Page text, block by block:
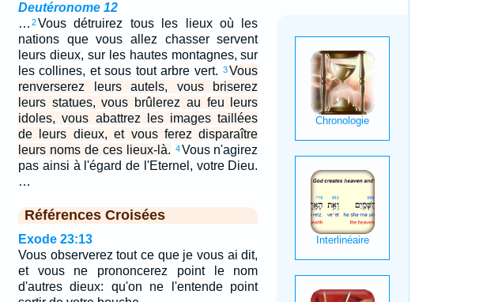
Deutéronome 12
… 2Vous détruirez tous les lieux où les
nations que vous allez chasser servent
leurs dieux, sur les hautes montagnes, sur
les collines, et sous tout arbre vert.
3 Vous
renverserez leurs autels, vous briserez
leurs statues, vous brûlerez au feu leurs
idoles, vous abattrez les images taillées
de leurs dieux, et vous ferez disparaître
leurs noms de ces lieux-là. 4 Vous n'agirez
pas ainsi à l'égard de l'Eternel, votre Dieu.
…
Références Croisées
Exode 23:13
Vous observerez tout ce que je vous ai dit,
et vous ne prononcerez point le nom
d'autres dieux: qu'on ne l'entende point